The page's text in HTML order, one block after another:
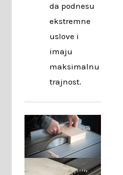
da podnesu
ekstremne
uslove i
imaju
maksimalnu
trajnost.